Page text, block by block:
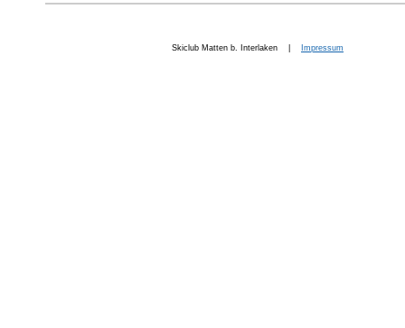
Skiclub Matten b. Interlaken | Impressum